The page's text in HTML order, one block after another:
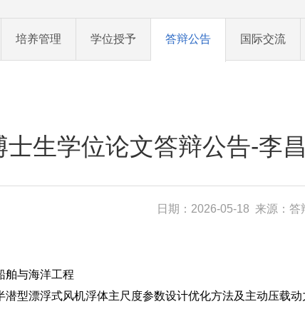
培养管理 学位授予 答辩公告 国际交流
士生学位论文答辩公告-李
日期：2026-05-18 来源：
舶与海洋工程
潜型漂浮式风机浮体主尺度参数设计优化方法及主动压载动